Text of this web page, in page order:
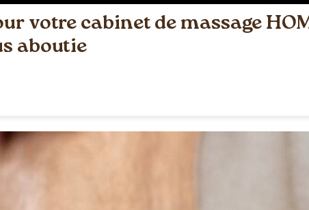
votre cabinet de massage
aboutie